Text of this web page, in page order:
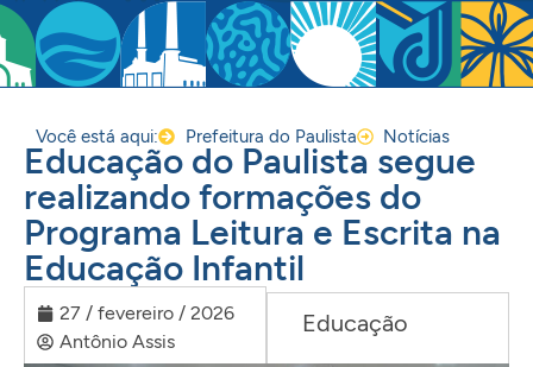
Você está aqui: Prefeitura do Paulista Notícias
Educação do Paulista segue
realizando formações do
Programa Leitura e Escrita na
Educação Infantil
27 / fevereiro / 2026
Antônio Assis
Educação